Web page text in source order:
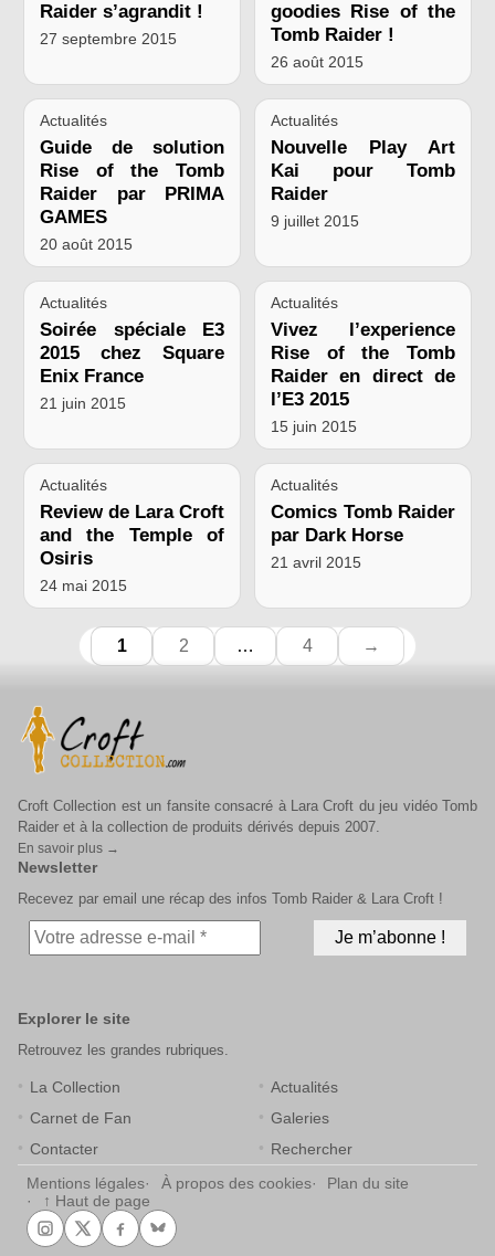
Raider s’agrandit !
27 septembre 2015
goodies Rise of the
Tomb Raider !
26 août 2015
Actualités
Guide de solution
Rise of the Tomb
Raider par PRIMA
GAMES
20 août 2015
Actualités
Nouvelle Play Art
Kai pour Tomb
Raider
9 juillet 2015
Actualités
Soirée spéciale E3
2015 chez Square
Enix France
21 juin 2015
Actualités
Vivez l’experience
Rise of the Tomb
Raider en direct de
l’E3 2015
15 juin 2015
Actualités
Review de Lara Croft
and the Temple of
Osiris
24 mai 2015
Actualités
Comics Tomb Raider
par Dark Horse
21 avril 2015
1 2 … 4 →
Croft Collection est un fansite consacré à Lara Croft du jeu vidéo Tomb
Raider et à la collection de produits dérivés depuis 2007.
En savoir plus →
Newsletter
Recevez par email une récap des infos Tomb Raider & Lara Croft !
Explorer le site
Retrouvez les grandes rubriques.
La Collection
Actualités
Carnet de Fan
Galeries
Contacter
Rechercher
Mentions légales À propos des cookies
Plan du site
↑ Haut de page